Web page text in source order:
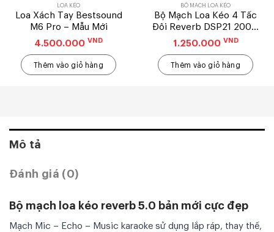
LOA KÉO
Loa Xách Tay Bestsound
M6 Pro – Mẫu Mới
4.500.000 VND
Thêm vào giỏ hàng
BỘ MẠCH LOA KÉO
Bộ Mạch Loa Kéo 4 Tấc
Đôi Reverb DSP21 200w
Nguồn Xuyến (19X38) –
Mẫu Ngang
1.250.000 VND
Thêm vào giỏ hàng
Mô tả
Đánh giá (0)
Bộ mạch loa kéo reverb 5.0 bản mới cực đẹp
Mạch Mic – Echo – Music karaoke sử dụng lắp ráp, thay thế,